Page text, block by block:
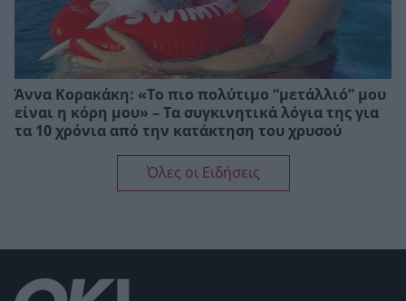
Άννα Κορακάκη: «Το πιο πολύτιμο “μετάλλιό” μου
είναι η κόρη μου» – Τα συγκινητικά λόγια της για
τα 10 χρόνια από την κατάκτηση του χρυσού
Όλες οι Ειδήσεις